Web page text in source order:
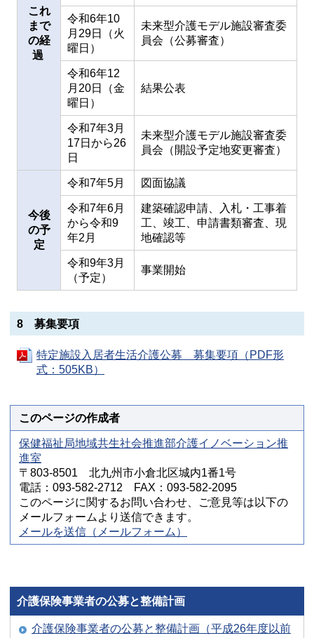
これ
まで
の経
過
令和6年10
月29日（火
曜日）
未来型介護モデル施設審査委
員会（公募審査）
令和6年12
月20日（金
曜日）
結果公表
令和7年3月
17日から26
日
未来型介護モデル施設審査委
員会（開設予定地変更審査）
今後
の予
定
令和7年5月 図面協議
令和7年6月
から令和9
年2月
建築確認申請、入札・工事着
工、竣工、申請書類審査、現
地確認等
令和9年3月
（予定）
事業開始
8 募集要項
特定施設入居者生活介護公募 募集要項（PDF形
式：505KB）
このページの作成者
保健福祉局地域共生社会推進部介護イノベーション推
進室
〒803-8501 北九州市小倉北区城内1番1号
電話：093-582-2712 FAX：093-582-2095
このページに関するお問い合わせ、ご意見等は以下の
メールフォームより送信できます。
メールを送信（メールフォーム）
介護保険事業者の公募と整備計画
介護保険事業者の公募と整備計画（平成26年度以前